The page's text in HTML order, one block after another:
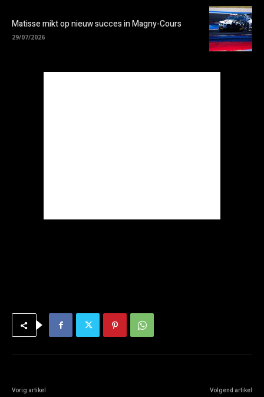
Matisse mikt op nieuw succes in Magny-Cours
29/07/2026
Vorig artikel Volgend artikel